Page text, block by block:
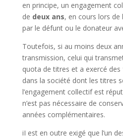
en principe, un engagement
de deux ans, en cours lors de
par le défunt ou le donateur
Toutefois, si au moins deux
transmission, celui qui
quota de titres et a exercé
dans la société dont les titres
l’engagement collectif est
n’est pas nécessaire de
années complémentaires.
iI est en outre exigé que l’un